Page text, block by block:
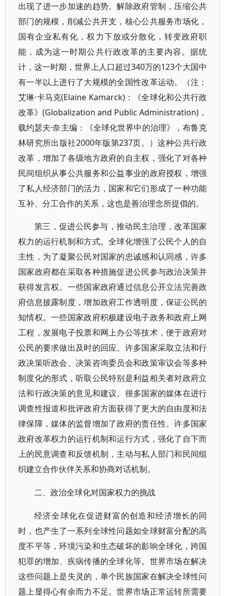
出现了进一步加速的趋势。解除政府管制，压缩公共
部门的规模，削减公共开支，核心公共服务市场化，
国有企业私有化，权力下放或分散化，转变政府职
能，成为这一时期公共行政改革的主要内容。据统
计，这一时期，世界上人口超过340万的123个大国中
有一半以上进行了大规模的全国性改革运动。（注：
艾琳·卡马克(Elaine Kamarck)：《全球化和公共行政
改革》(Globalization and Public Administration)，
载约瑟夫·奈主编：《全球化世界中的治理》，布鲁克
林研究所出版社2000年版第237页。）这种公共行政
改革，增加了各级地方政府的自主权，强化了对各种
民间组织从事公共服务和公益事业的政府授权，增强
了私人经济部门的活力，国家和它们形成了一种功能
互补、分工合作的关系，这也是善治理念所提倡的。
第三，促进公民参与，推动民主治理，改革国家
权力的运行机制和方式。全球化增强了公民个人的自
主性，为了凝聚公民对国家的忠诚感和认同感，许多
国家政府都在采取各种措施促进公民参与政治决策并
获得发言权。一些国家政府通过信息公开立法完善政
府信息披露制度，增加政府工作透明度，保证公民的
知情权。一些国家政府积极建设电子政务和政府上网
工程，发展电子投票和网上办公等技术，便于政府对
公民的要求做出及时的回应。许多国家采取立法和行
政决策听政会、决策咨询委员会和政策审议会等多种
制度化的形式，听取公民特别是利益相关者对政府立
法和行政决策的意见和建议。很多国家的媒体在进行
调查性报道和批评政府方面获得了更大的自由度和法
律保障，媒体的监督增加了政府的责任性。许多国家
政府改革权力的运行机制和运行方式，强化了自下而
上的民意调查和反馈机制，主动与私人部门和民间组
织建立合作伙伴关系和协商对话机制。
二、政治全球化对国家权力的挑战
经济全球化在促进财富的创造和经济增长的同
时，也产生了一系列全球性问题如全球财富分配的高
度不平等，环境污染和生态破坏的影响全球化，跨国
犯罪的增加、疾病传播的全球化等。世界市场在解决
这些问题上是失灵的，单个民族国家在解决全球性问
题上显得心有余而力不足。世界市场正常运转所需要